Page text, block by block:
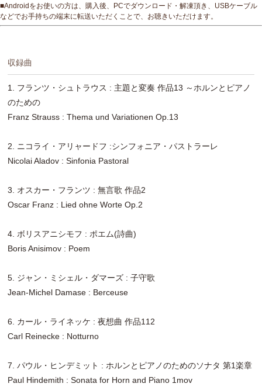
■Androidをお使いの方は、購入後、PCでダウンロード・解凍頂き、USBケーブル
などでお手持ちの端末に転送いただくことで、お聴きいただけます。
収録曲
1. フランツ・シュトラウス : 主題と変奏 作品13 ～ホルンとピアノ
のための
Franz Strauss : Thema und Variationen Op.13
2. ニコライ・アリャードフ :シンフォニア・パストラーレ
Nicolai Aladov : Sinfonia Pastoral
3. オスカー・フランツ : 無言歌 作品2
Oscar Franz : Lied ohne Worte Op.2
4. ボリスアニシモフ : ポエム(詩曲)
Boris Anisimov : Poem
5. ジャン・ミシェル・ダマーズ : 子守歌
Jean-Michel Damase : Berceuse
6. カール・ライネッケ : 夜想曲 作品112
Carl Reinecke : Notturno
7. パウル・ヒンデミット : ホルンとピアノのためのソナタ 第1楽章
Paul Hindemith : Sonata for Horn and Piano 1mov